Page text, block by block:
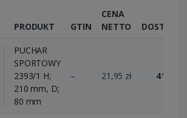
PRODUKT GTIN
CENA
NETTO
PUCHAR
SPORTOWY
2393/1 H;
210 mm, D;
80 mm
– 21,95 zł 41 szt.